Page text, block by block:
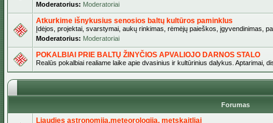
Moderatorius: Moderatoriai
Atkurkime išnykusius senosios baltų kultūros paminklus
Įdėjos, projektai, svarstymai, aukų rinkimas, rėmėjų paieškos, įgyvendinimas,
Moderatorius: Moderatoriai
POKALBIAI PRIE BALTŲ ŽINYČIOS APVALIOJO DARNOS STALO
Realūs pokalbiai realiame laike apie dvasinius ir kultūrinius dalykus. Aptarimai,
Forumas
Liaudies astronomija,meteorologija, metskaitliai